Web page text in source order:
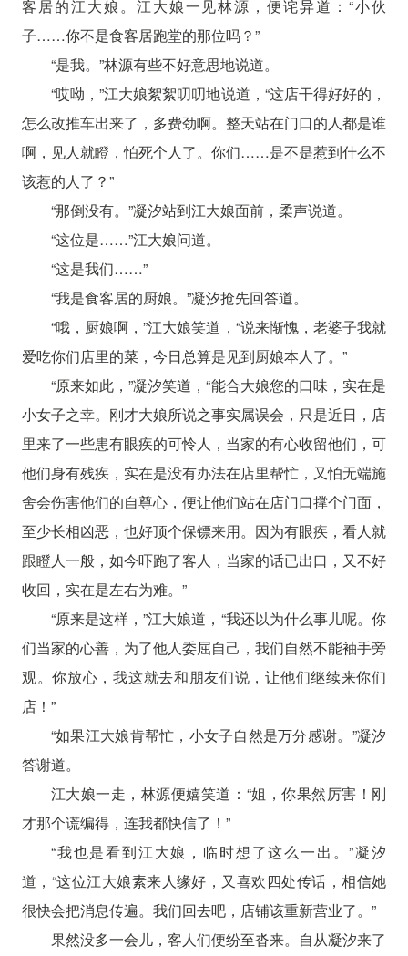
客居的江大娘。江大娘一见林源，便诧异道：“小伙
子……你不是食客居跑堂的那位吗？”
“是我。”林源有些不好意思地说道。
“哎呦，”江大娘絮絮叨叨地说道，“这店干得好好的，
怎么改推车出来了，多费劲啊。整天站在门口的人都是谁
啊，见人就瞪，怕死个人了。你们……是不是惹到什么不
该惹的人了？”
“那倒没有。”凝汐站到江大娘面前，柔声说道。
“这位是……”江大娘问道。
“这是我们……”
“我是食客居的厨娘。”凝汐抢先回答道。
“哦，厨娘啊，”江大娘笑道，“说来惭愧，老婆子我就
爱吃你们店里的菜，今日总算是见到厨娘本人了。”
“原来如此，”凝汐笑道，“能合大娘您的口味，实在是
小女子之幸。刚才大娘所说之事实属误会，只是近日，店
里来了一些患有眼疾的可怜人，当家的有心收留他们，可
他们身有残疾，实在是没有办法在店里帮忙，又怕无端施
舍会伤害他们的自尊心，便让他们站在店门口撑个门面，
至少长相凶恶，也好顶个保镖来用。因为有眼疾，看人就
跟瞪人一般，如今吓跑了客人，当家的话已出口，又不好
收回，实在是左右为难。”
“原来是这样，”江大娘道，“我还以为什么事儿呢。你
们当家的心善，为了他人委屈自己，我们自然不能袖手旁
观。你放心，我这就去和朋友们说，让他们继续来你们
店！”
“如果江大娘肯帮忙，小女子自然是万分感谢。”凝汐
答谢道。
江大娘一走，林源便嬉笑道：“姐，你果然厉害！刚
才那个谎编得，连我都快信了！”
“我也是看到江大娘，临时想了这么一出。”凝汐
道，“这位江大娘素来人缘好，又喜欢四处传话，相信她
很快会把消息传遍。我们回去吧，店铺该重新营业了。”
果然没多一会儿，客人们便纷至沓来。自从凝汐来了